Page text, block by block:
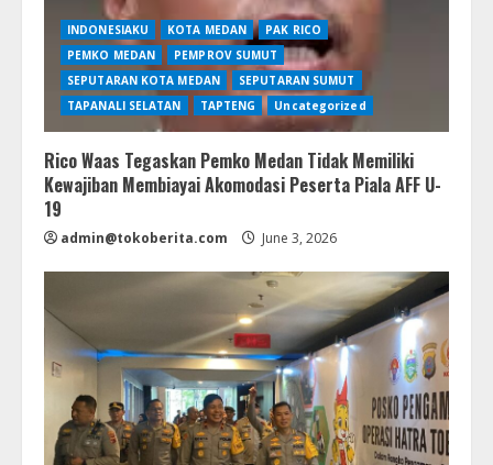
INDONESIAKU KOTA MEDAN
PAK RICO
PEMKO MEDAN
PEMPROV SUMUT
SEPUTARAN KOTA MEDAN
SEPUTARAN SUMUT
TAPANALI SELATAN
TAPTENG Uncategorized
Rico Waas Tegaskan Pemko Medan Tidak Memiliki
Kewajiban Membiayai Akomodasi Peserta Piala AFF U-
19
admin@tokoberita.com June 3, 2026